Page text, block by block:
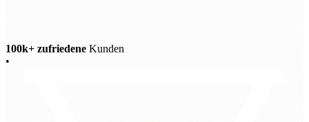
100k+ zufriedene Kunden
•